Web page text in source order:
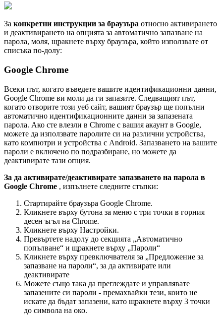
За конкретни инструкции за браузъра относно активирането
и деактивирането на опцията за автоматично запазване на
парола, моля, щракнете върху браузъра, който използвате от
списъка по-долу:
Google Chrome
Всеки път, когато въведете вашите идентификационни данни,
Google Chrome ви моли да ги запазите. Следващият път,
когато отворите този уеб сайт, вашият браузър ще попълни
автоматично идентификационните данни за запазената
парола. Ако сте влезли в Chrome с вашия акаунт в Google,
можете да използвате паролите си на различни устройства,
като компютри и устройства с Android. Запазването на вашите
пароли е включено по подразбиране, но можете да
деактивирате тази опция.
За да активирате/деактивирате запазването на парола в
Google Chrome , изпълнете следните стъпки:
Стартирайте браузъра Google Chrome.
Кликнете върху бутона за меню с три точки в горния
десен ъгъл на Chrome.
Кликнете върху Настройки.
Превъртете надолу до секцията „Автоматично
попълване“ и щракнете върху „Пароли“
Кликнете върху превключвателя за „Предложение за
запазване на пароли“, за да активирате или
деактивирате
Можете също така да преглеждате и управлявате
запазените си пароли - премахвайки тези, които не
искате да бъдат запазени, като щракнете върху 3 точки
до символа на око.